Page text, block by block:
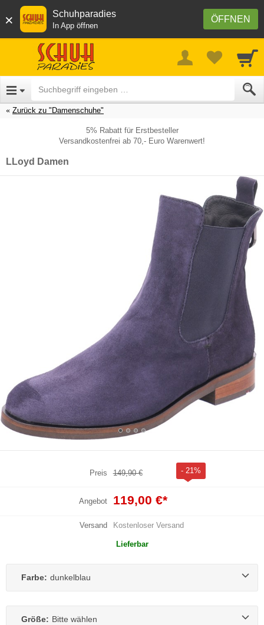
× ÖFFNEN
Schuhparadies
In App öffnen
Zurück zu "Damenschuhe"
5% Rabatt für Erstbesteller
Versandkostenfrei ab 70,- Euro Warenwert!
LLoyd Damen
Preis 149,90 € - 21%
Angebot 119,00 €*
Versand Kostenloser Versand
Lieferbar
Farbe: dunkelblau
Größe: Bitte wählen